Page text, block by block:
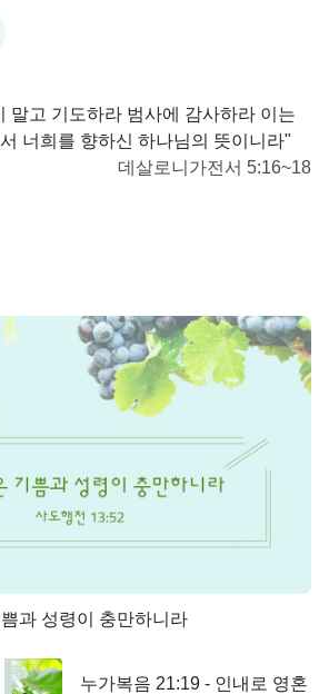
말고 기도하라 범사에 감사하라 이는
너희를 향하신 하나님의 뜻이니라"
데살로니가전서 5:16~18
과 성령이 충만하니라
누가복음 21:19 - 인내로 영혼